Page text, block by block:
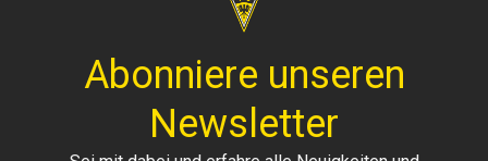
Abonniere unseren
Newsletter